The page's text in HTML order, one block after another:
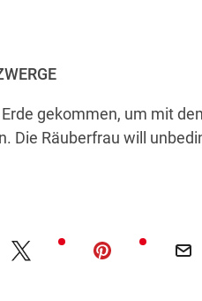
gekommen, um mit
Die Räuberfrau will